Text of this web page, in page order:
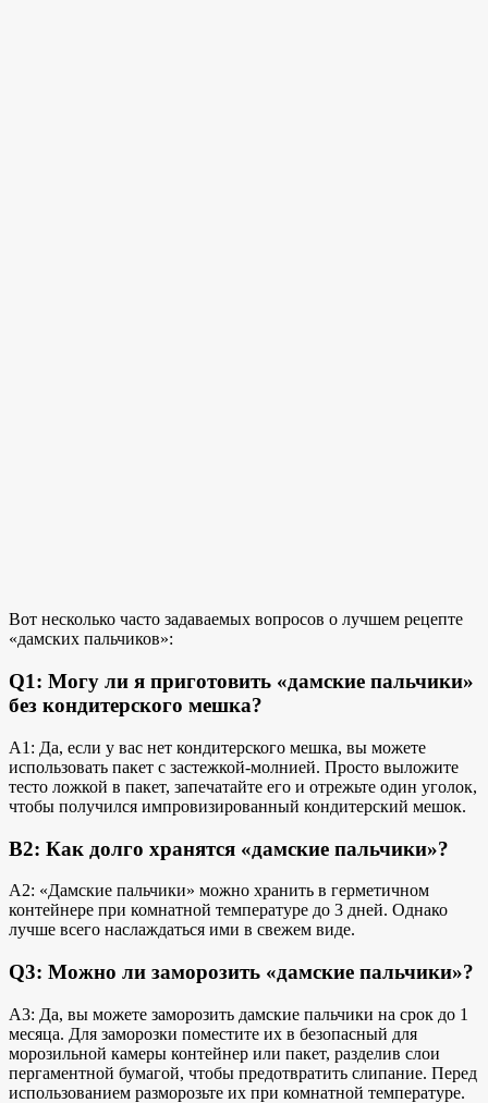
Вот несколько часто задаваемых вопросов о лучшем рецепте
«дамских пальчиков»:
Q1: Могу ли я приготовить «дамские пальчики»
без кондитерского мешка?
A1: Да, если у вас нет кондитерского мешка, вы можете
использовать пакет с застежкой-молнией. Просто выложите
тесто ложкой в пакет, запечатайте его и отрежьте один уголок,
чтобы получился импровизированный кондитерский мешок.
В2: Как долго хранятся «дамские пальчики»?
A2: «Дамские пальчики» можно хранить в герметичном
контейнере при комнатной температуре до 3 дней. Однако
лучше всего наслаждаться ими в свежем виде.
Q3: Можно ли заморозить «дамские пальчики»?
A3: Да, вы можете заморозить дамские пальчики на срок до 1
месяца. Для заморозки поместите их в безопасный для
морозильной камеры контейнер или пакет, разделив слои
пергаментной бумагой, чтобы предотвратить слипание. Перед
использованием разморозьте их при комнатной температуре.